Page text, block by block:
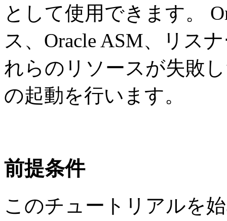
として使用できます。
ス、Oracle ASM、リス
れらのリソースが失敗
の起動を行います。
前提条件
このチュートリアルを